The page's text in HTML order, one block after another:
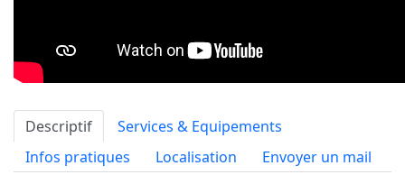
Descriptif
Services & Equipements
Infos pratiques
Localisation Envoyer un mail